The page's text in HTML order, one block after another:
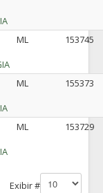
ML 153745
ML 155373
ML 153729
Exibir #